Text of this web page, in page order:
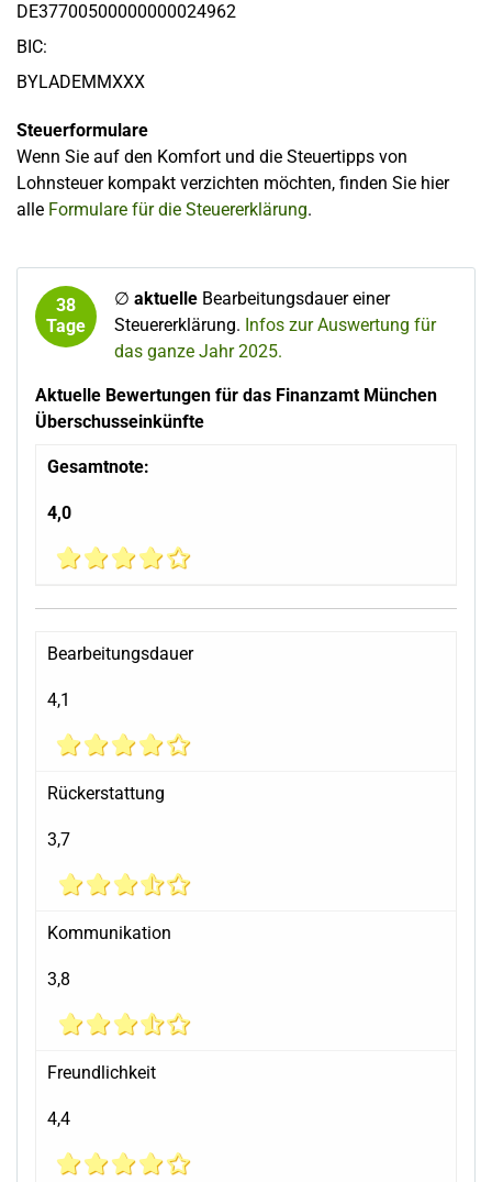
DE37700500000000024962
BIC:
BYLADEMMXXX
Steuerformulare
Wenn Sie auf den Komfort und die Steuertipps von
Lohnsteuer kompakt verzichten möchten, finden Sie hier
alle Formulare für die Steuererklärung.
38
Tage
∅ aktuelle Bearbeitungsdauer einer
Steuererklärung. Infos zur Auswertung für
das ganze Jahr 2025.
Aktuelle Bewertungen für das Finanzamt München
Überschusseinkünfte
Gesamtnote:
4,0
Bearbeitungsdauer
4,1
Rückerstattung
3,7
Kommunikation
3,8
Freundlichkeit
4,4